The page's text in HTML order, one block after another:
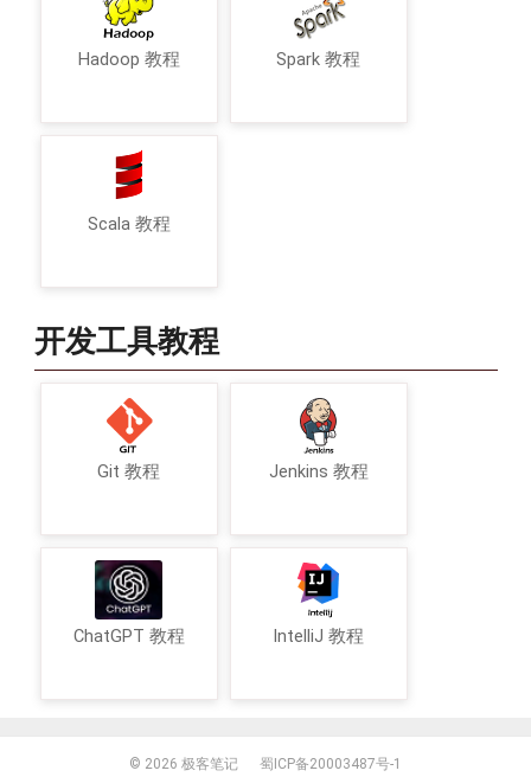
Hadoop 教程 Spark 教程
Scala 教程
开发工具教程
Git 教程 Jenkins 教程
ChatGPT 教程 IntelliJ 教程
© 2026 极客笔记 蜀ICP备20003487号-1